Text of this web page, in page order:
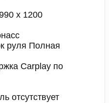
x 1200
руля Полная
Carplay по
отсутствует